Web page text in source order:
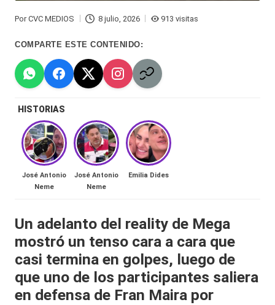
hi
le
n
a
🔥
R
e
it
y
s,
T
y
lacvc.com
PorCVC MEDIOS 8 julio, 2026 913 visitas
COMPARTE ESTE CONTENIDO:
HISTORIAS
José Antonio
Neme
José Antonio
Neme
Emilia Dides
Un adelanto del reality de Mega
mostró un tenso cara a cara que
casi termina en golpes, luego de
que uno de los participantes saliera
en defensa de Fran Maira por